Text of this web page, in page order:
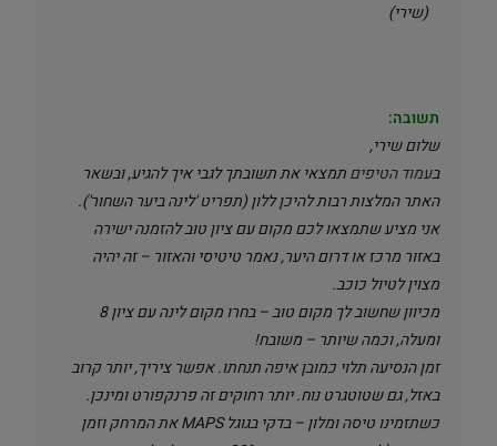
(שירי)
תשובה:
שלום שירי,
בעמוד הטיפיםתמצאי את תשובתך לגבי איך להגיע, ובשאר
האתר המלצות רבות להיכן ללון (תפריט 'לינה ביער השחור').
אני מציע שתמצאו לכם מקום עם ציון טוב להזמנה ישירה
באזור מרכז או דרום היער, נאמר טיטיסי והאזור – זה יהיה
מצוין לטיול כוכב.
מכיוון שחשוב לך מקום טוב – בחרו מקום לינה עם ציון 8
ומעלה, וכמה שיותר – משובח!
זמן הנסיעה תלוי כמובן איפה תנחתו. אפשר ציריך, יותר קרוב
באזל, גם שטוטגרט נוח. יותר רחוקים זה פרנקפורט ומינכן.
כשתזמינו טיסה ומלון – בדקי בגוגל MAPS את המרחק וזמן